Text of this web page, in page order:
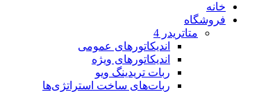
خانه
فروشگاه
متاتريدر 4
اندیکاتورهای عمومی
اندیکاتورهای ویژه
ربات تریدینگ ویو
ربات‌های ساخت استراتژی‌ها